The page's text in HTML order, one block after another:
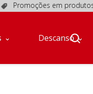
Promoções em
Descanso